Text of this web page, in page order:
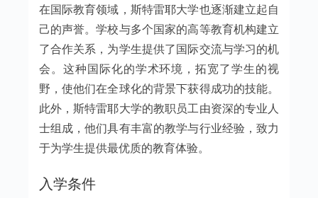
在国际教育领域，斯特雷耶大学也逐渐建立起自
己的声誉。学校与多个国家的高等教育机构建立
了合作关系，为学生提供了国际交流与学习的机
会。这种国际化的学术环境，拓宽了学生的视
野，使他们在全球化的背景下获得成功的技能。
此外，斯特雷耶大学的教职员工由资深的专业人
士组成，他们具有丰富的教学与行业经验，致力
于为学生提供最优质的教育体验。
入学条件